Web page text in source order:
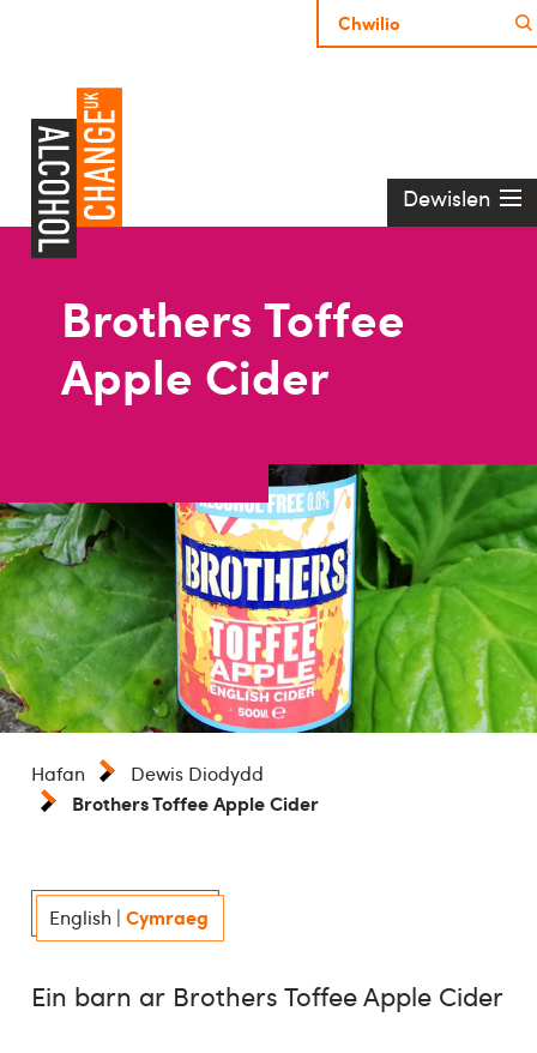
Dewislen
Brothers Toffee
Apple Cider
Hafan
Dewis Diodydd
Brothers Toffee Apple Cider
English | Cymraeg
Ein barn ar Brothers Toffee Apple Cider